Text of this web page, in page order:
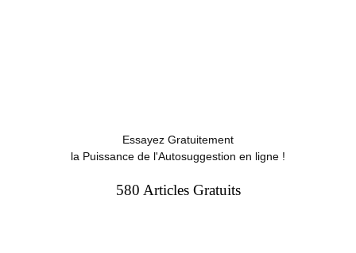
Essayez Gratuitement
la Puissance de l'Autosuggestion en ligne !
580 Articles Gratuits